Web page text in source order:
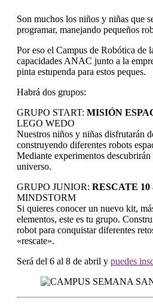
Son muchos los niños y niñas que
programar, manejando pequeños
Por eso el Campus de Robótica de
capacidades ANAC junto a la
pinta estupenda para estos peques.
Habrá dos grupos:
GRUPO START: MISIÓN
LEGO WEDO
Nuestros niños y niñas disfrutarán
construyendo diferentes robots
Mediante experimentos
universo.
GRUPO JUNIOR: RESCATE 10
MINDSTORM
Si quieres conocer un nuevo kit,
elementos, este es tu grupo.
robot para conquistar diferentes
«rescate».
Será del 6 al 8 de abril y puedes